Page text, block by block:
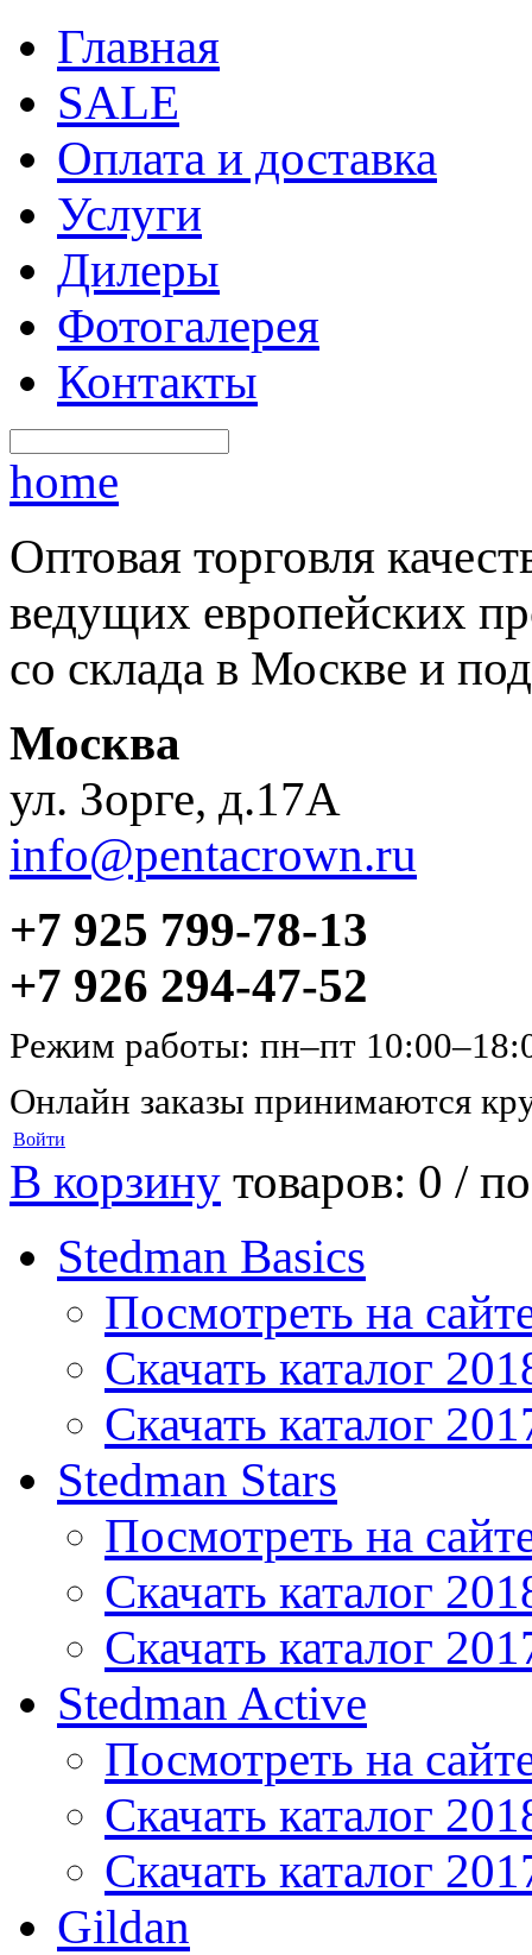
Главная
SALE
Оплата и доставка
Услуги
Дилеры
Фотогалерея
Контакты
home
Оптовая торговля
ведущих европейских
со склада в Москве и под
Москва
ул. Зорге, д.17А
info@pentacrown.ru
+7 925 799-78-13
+7 926 294-47-52
Режим работы: пн–пт
Онлайн заказы принимаются
Войти
В корзину товаров: 0 /
Stedman Basics
Посмотреть на
Скачать каталог
Скачать каталог
Stedman Stars
Посмотреть на
Скачать каталог
Скачать каталог
Stedman Active
Посмотреть на
Скачать каталог
Скачать каталог
Gildan